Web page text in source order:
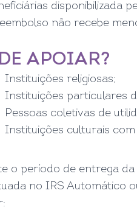
disponibilizada
não recebe
APOIAR?
Instituições religiosas;
Instituições particulares
Pessoas coletivas de
Instituições culturais
o período de entrega
no IRS Automático